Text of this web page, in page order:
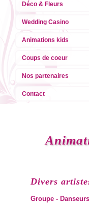
Déco & Fleurs
Wedding Casino
Animations kids
Coups de coeur
Nos partenaires
Contact
Divers
Groupe -